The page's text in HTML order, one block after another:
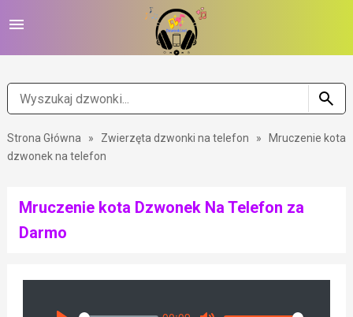
Strona Główna » Zwierzęta dzwonki na telefon »
Mruczenie kota
dzwonek na telefon
Mruczenie kota Dzwonek Na Telefon za
Darmo